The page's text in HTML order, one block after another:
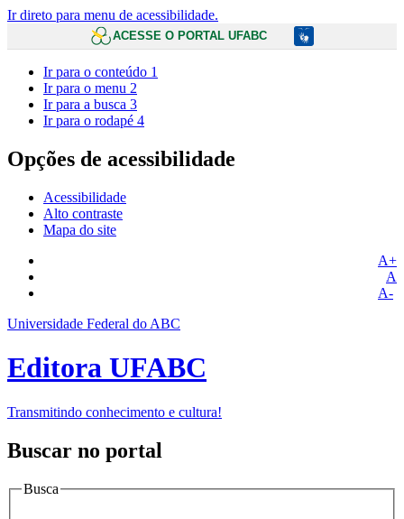
Ir direto para menu de acessibilidade.
ACESSE O PORTAL UFABC
Ir para o conteúdo 1
Ir para o menu 2
Ir para a busca 3
Ir para o rodapé 4
Opções de acessibilidade
Acessibilidade
Alto contraste
Mapa do site
A+
A
A-
Universidade Federal do ABC
Editora UFABC
Transmitindo conhecimento e cultura!
Buscar no portal
Busca